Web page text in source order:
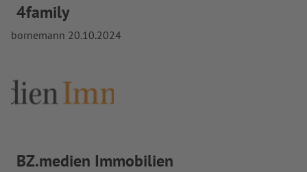
4family
bornemann 20.10.2024
BZ.medien Immobilien